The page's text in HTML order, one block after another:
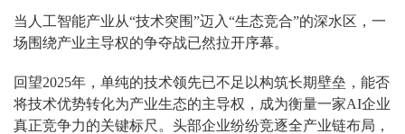
当人工智能产业从“技术突围”迈入“生态竞合”的深水区，一
场围绕产业主导权的争夺战已然拉开序幕。
回望2025年，单纯的技术领先已不足以构筑长期壁垒，能否
将技术优势转化为产业生态的主导权，成为衡量一家AI企业
真正竞争力的关键标尺。头部企业纷纷竞逐全产业链布局，